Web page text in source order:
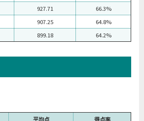
927.71
66.3%
907.25
64.8%
899.18 64.2%
平均点
得点率